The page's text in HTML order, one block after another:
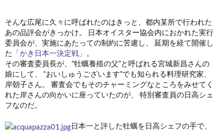
そんな広尾に久々に呼ばれたのはきっと、都内某所で行われた
あの品評会がきっかけ。 日本オイスター協会内におかれた実行
委員会が、実施にあたっての制約に苦慮し、 延期を経て開催し
た
「かき日本一決定戦」
。
その審査委員長が、”牡蠣養殖の父”と呼ばれる宮城新昌さんの
娘にして、 “おいしゅうございます”でも知られる料理研究家、
岸朝子さん。 審査会でもそのチャーミングなところをみせてく
れた岸さんの向かいに座っていたのが、 特別審査員の日高シェ
フなのだ。
日本一と評した牡蠣を日高シェフの手で、